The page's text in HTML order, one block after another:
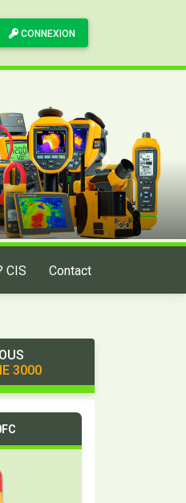
CONNEXION
CIS Contact
3000